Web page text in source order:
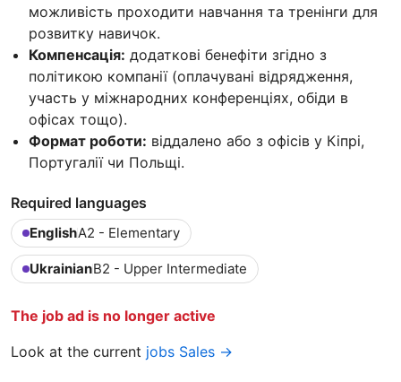
можливість проходити навчання та тренінги для
розвитку навичок.
Компенсація: додаткові бенефіти згідно з
політикою компанії (оплачувані відрядження,
участь у міжнародних конференціях, обіди в
офісах тощо).
Формат роботи: віддалено або з офісів у Кіпрі,
Португалії чи Польщі.
Required languages
EnglishA2 - Elementary
UkrainianB2 - Upper Intermediate
The job ad is no longer active
Look at the current jobs Sales →